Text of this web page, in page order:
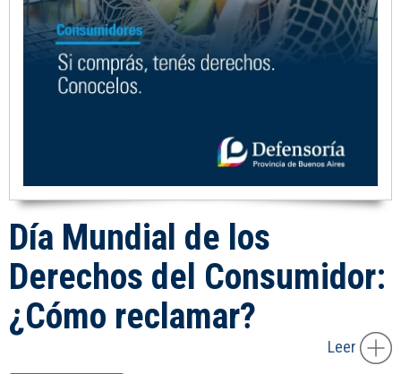
Día Mundial de los
Derechos del Consumidor:
¿Cómo reclamar?
Leer